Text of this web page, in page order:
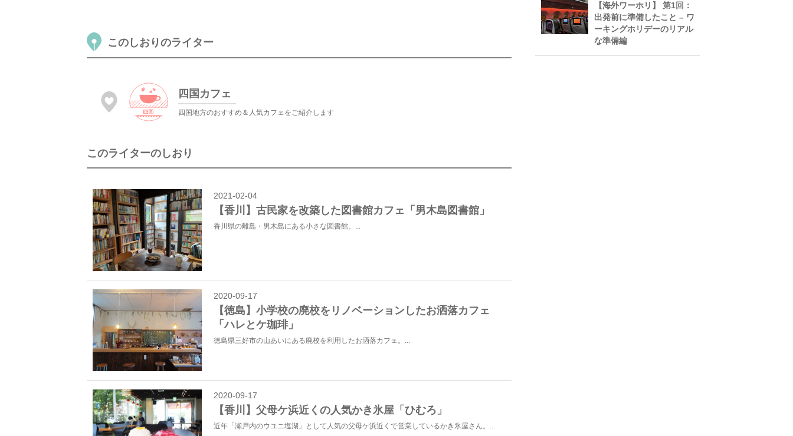
このしおりのライター
四国カフェ
四国地方のおすすめ＆人気カフェをご紹介します
このライターのしおり
2021-02-04
【香川】古民家を改築した図書館カフェ「男木島図書館」
香川県の離島・男木島にある小さな図書館。...
2020-09-17
【徳島】小学校の廃校をリノベーションしたお洒落カフェ
「ハレとケ珈琲」
徳島県三好市の山あいにある廃校を利用したお洒落カフェ。...
2020-09-17
【香川】父母ケ浜近くの人気かき氷屋「ひむろ」
近年「瀬戸内のウユニ塩湖」として人気の父母ケ浜近くで営業しているかき氷屋さん。...
【海外ワーホリ】 第1回：
出発前に準備したこと – ワ
ーキングホリデーのリアル
な準備編